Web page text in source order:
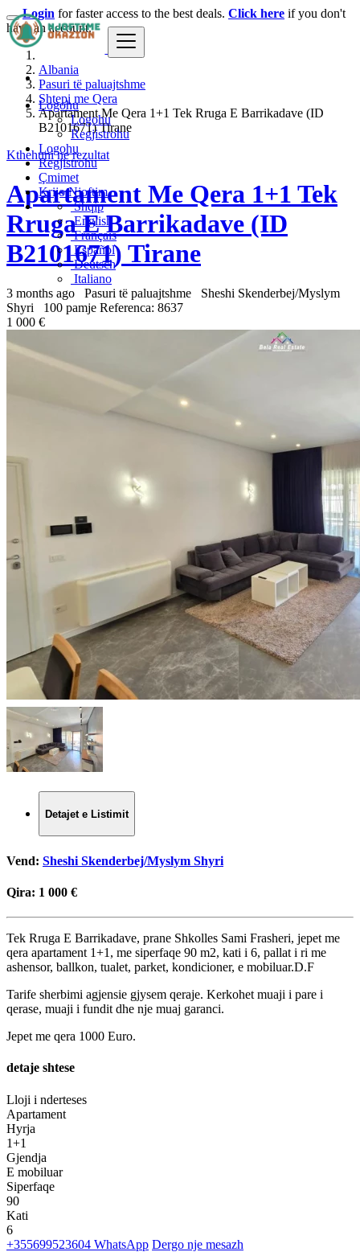
Logohu
Logohu
Regjistrohu
Logohu
Regjistrohu
Çmimet
Krijo Njoftim
Shqip
English
Français
Español
Deutsch
Italiano
Login for faster access to the best deals. Click here if you don't
have an account.
Albania
Pasuri të paluajtshme
Shtepi me Qera
Apartament Me Qera 1+1 Tek Rruga E Barrikadave (ID
B2101671) Tirane
Kthehuni ne rezultat
Apartament Me Qera 1+1 Tek
Rruga E Barrikadave (ID
B2101671) Tirane
3 months ago Pasuri të paluajtshme
Sheshi Skenderbej/Myslym
Shyri
100 pamje Referenca: 8637
1 000 €
Detajet e Listimit
Vend: Sheshi Skenderbej/Myslym Shyri
Qira: 1 000 €
Tek Rruga E Barrikadave, prane Shkolles Sami Frasheri, jepet me
qera apartament 1+1, me siperfaqe 90 m2, kati i 6, pallat i ri me
ashensor, ballkon, tualet, parket, kondicioner, e mobiluar.D.F
Tarife sherbimi agjensie gjysem qeraje. Kerkohet muaji i pare i
qerase, muaji i fundit dhe nje muaj garanci.
Jepet me qera 1000 Euro.
detaje shtese
Lloji i nderteses
Apartament
Hyrja
1+1
Gjendja
E mobiluar
Siperfaqe
90
Kati
6
+355699523604 WhatsApp Dergo nje mesazh